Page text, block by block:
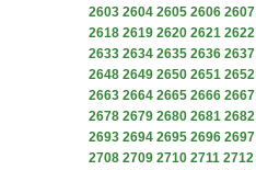
2603 2604 2605 2606 2607
2618 2619 2620 2621 2622
2633 2634 2635 2636 2637
2648 2649 2650 2651 2652
2663 2664 2665 2666 2667
2678 2679 2680 2681 2682
2693 2694 2695 2696 2697
2708 2709 2710 2711 2712